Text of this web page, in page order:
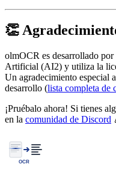
👏
olmOCR es desarrollado
Artificial (AI2) y utiliza la
Un agradecimiento especial
desarrollo (lista completa de
¡Pruébalo ahora! Si tienes
en la comunidad de Discord